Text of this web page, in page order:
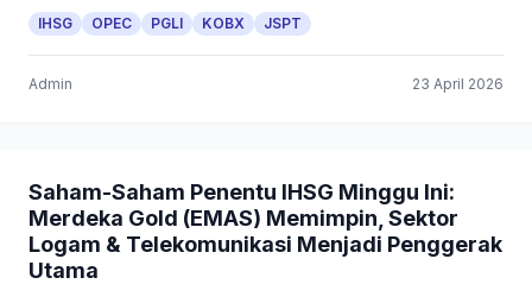
IHSG OPEC PGLI KOBX JSPT
Admin 23 April 2026
Saham-Saham Penentu IHSG Minggu Ini:
Merdeka Gold (EMAS) Memimpin, Sektor
Logam & Telekomunikasi Menjadi Penggerak
Utama